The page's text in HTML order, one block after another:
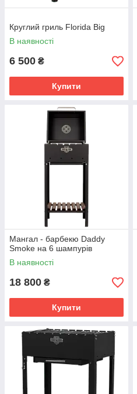
Круглий гриль Florida Big
В наявності
6 500 ₴
Купити
Мангал - барбекю Daddy
Smoke на 6 шампурів
В наявності
18 800 ₴
Купити